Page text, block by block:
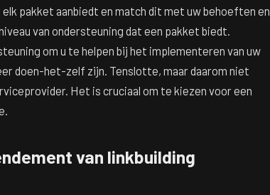
pakket aanbiedt en match dit met uw behoeften en
van ondersteuning dat een pakket biedt.
om u te helpen bij het implementeren van uw
doen-het-zelf zijn. Tenslotte, maar daarom niet
Het is cruciaal om te kiezen voor een
van linkbuilding